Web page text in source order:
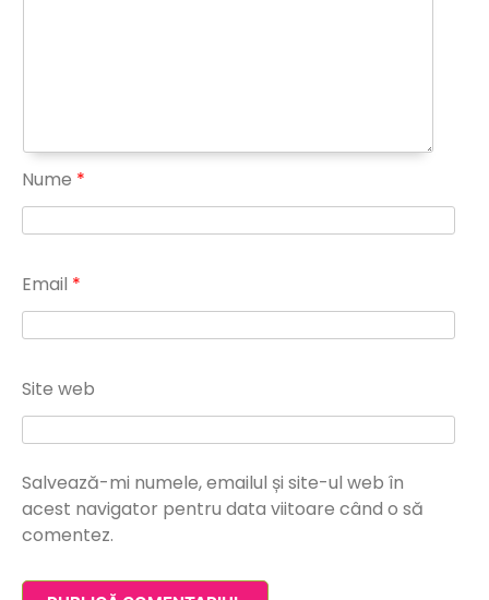
Nume *
Email *
Site web
Salvează-mi numele, emailul și site-ul web în
acest navigator pentru data viitoare când o să
comentez.